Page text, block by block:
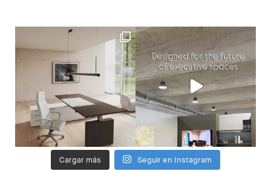
Cargar más Seguir en Instagram